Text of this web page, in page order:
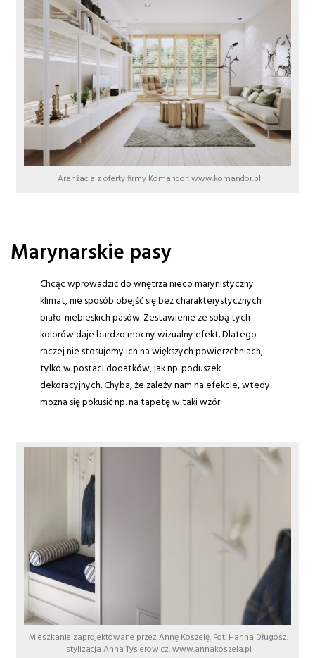
Aranżacja z oferty firmy Komandor. www.komandor.pl
Marynarskie pasy
Chcąc wprowadzić do wnętrza nieco marynistyczny
klimat, nie sposób obejść się bez charakterystycznych
biało-niebieskich pasów. Zestawienie ze sobą tych
kolorów daje bardzo mocny wizualny efekt. Dlatego
raczej nie stosujemy ich na większych powierzchniach,
tylko w postaci dodatków, jak np. poduszek
dekoracyjnych. Chyba, że zależy nam na efekcie, wtedy
można się pokusić np. na tapetę w taki wzór.
Mieszkanie zaprojektowane przez Annę Koszelę. Fot. Hanna Długosz,
stylizacja Anna Tyslerowicz. www.annakoszela.pl